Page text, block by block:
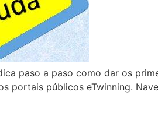
paso a paso como dar os
portais públicos eTwinning.